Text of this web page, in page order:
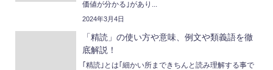
価値が分かる｣があり...
2024年3月4日
「精読」の使い方や意味、例文や類義語を徹
底解説！
｢精読｣とは｢細かい所まできちんと読み理解する事で